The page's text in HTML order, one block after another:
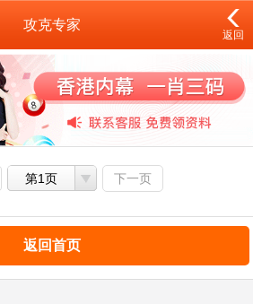
攻克专家
返回
第1页 下一页
返回首页